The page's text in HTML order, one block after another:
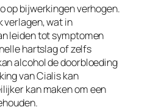
op bijwerkingen verhogen.
verlagen, wat in
leiden tot symptomen
hartslag of zelfs
alcohol de doorbloeding
van Cialis kan
kan maken om een